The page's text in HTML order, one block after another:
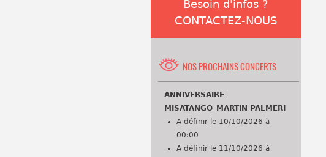
Besoin d'infos ?
CONTACTEZ-NOUS
NOS PROCHAINS CONCERTS
ANNIVERSAIRE
MISATANGO_MARTIN PALMERI
A définir le 10/10/2026 à
00:00
A définir le 11/10/2026 à